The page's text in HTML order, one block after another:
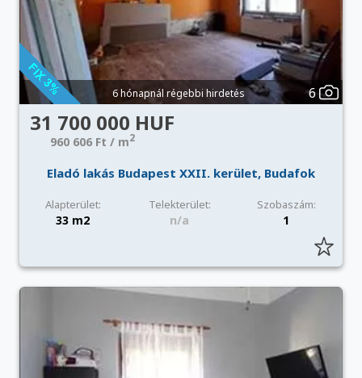
6 hónapnál régebbi hirdetés 6
31 700 000 HUF
960 606 Ft / m2
Eladó lakás Budapest XXII. kerület, Budafok
Alapterület: Telekterület: Szobaszám:
33 m2 n/a 1